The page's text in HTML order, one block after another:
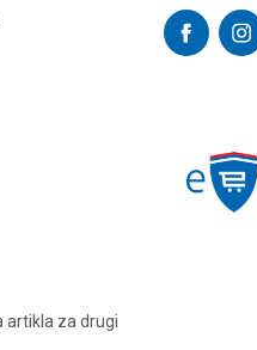
artikla za drugi